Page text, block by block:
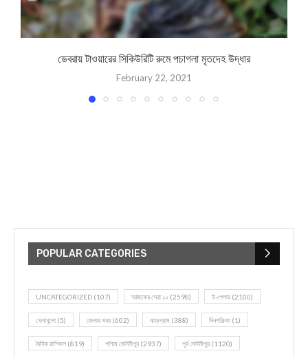
ডেবরায় টাওয়ারের সিকিউরিটি রুমে পচাগলা মৃতদেহ উদ্ধার
February 22, 2021
POPULAR CATEGORIES
UNCATEGORIZED (107) আজকের সেরা ১০ (2598) ই-পেপার (2100)
খেলাধূলো (5) জেলার খবর (602) ঝাড়গ্রাম (388) দিনপঞ্জিকা (1)
দৈনিক রাশিফল (819) পশ্চিম মেদিনীপুর (2937) পূর্ব মেদিনীপুর (1120)